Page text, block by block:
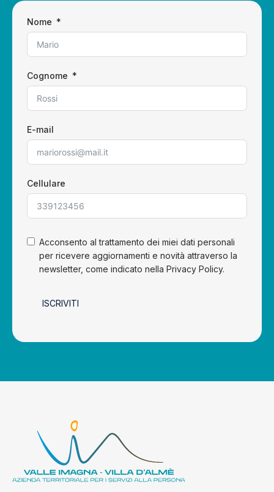
Nome
Cognome
E-mail
Cellulare
Acconsento al trattamento dei miei dati personali
per ricevere aggiornamenti e novità attraverso la
newsletter, come indicato nella Privacy Policy.
ISCRIVITI